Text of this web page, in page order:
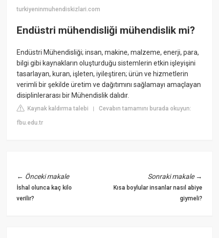
turkiyeninmuhendiskizlari.com
Endüstri mühendisliği mühendislik mi?
Endüstri Mühendisliği; insan, makine, malzeme, enerji, para,
bilgi gibi kaynakların oluşturduğu sistemlerin etkin işleyişini
tasarlayan, kuran, işleten, iyileştiren; ürün ve hizmetlerin
verimli bir şekilde üretim ve dağıtımını sağlamayı amaçlayan
disiplinlerarası bir Mühendislik dalıdır.
Kaynak kaldırma talebi |Cevabın tamamını burada okuyun:
fbu.edu.tr
← Önceki makale
İshal olunca kaç kilo
verilir?
Sonraki makale→
Kısa boylular insanlar nasıl abiye
giymeli?